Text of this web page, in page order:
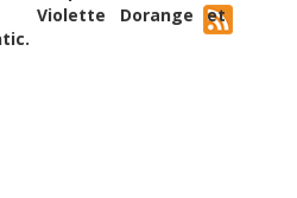
Violette Dorange et